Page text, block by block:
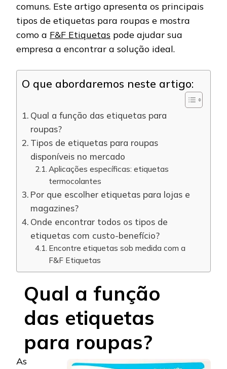
comuns. Este artigo apresenta os principais
tipos de etiquetas para roupas e mostra
como a F&F Etiquetas pode ajudar sua
empresa a encontrar a solução ideal.
O que abordaremos neste artigo:
Qual a função das etiquetas para
roupas?
Tipos de etiquetas para roupas
disponíveis no mercado
Aplicações específicas: etiquetas
termocolantes
Por que escolher etiquetas para lojas e
magazines?
Onde encontrar todos os tipos de
etiquetas com custo-benefício?
Encontre etiquetas sob medida com a
F&F Etiquetas
Qual a função
das etiquetas
para roupas?
As